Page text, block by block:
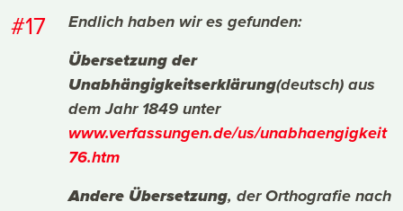
#17 Endlich haben wir es gefunden:
Übersetzung der
Unabhängigkeitserklärung(deutsch) aus
dem Jahr 1849 unter
www.verfassungen.de/us/unabhaengigkeit
76.htm
Andere Übersetzung, der Orthografie nach